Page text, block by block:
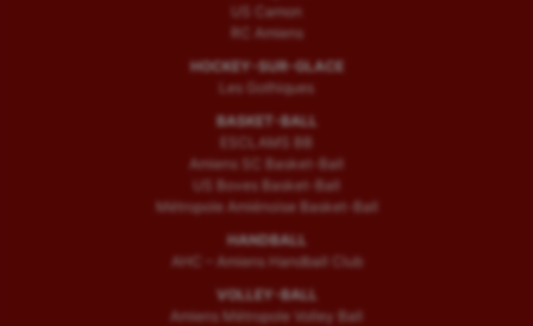
US Camon
RC Amiens
HOCKEY-SUR-GLACE
Les Gothiques
BASKET-BALL
ESCLAMS BB
Amiens SC Basket-Ball
US Boves Basket-Ball
Métropole Amiénoise Basket-Ball
HANDBALL
AHC – Amiens Handball Club
VOLLEY-BALL
Amiens Métropole Volley Ball